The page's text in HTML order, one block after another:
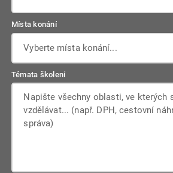
Místa konání
Vyberte místa konání...
Témata školení